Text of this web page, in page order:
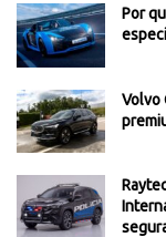
Por
Volvo